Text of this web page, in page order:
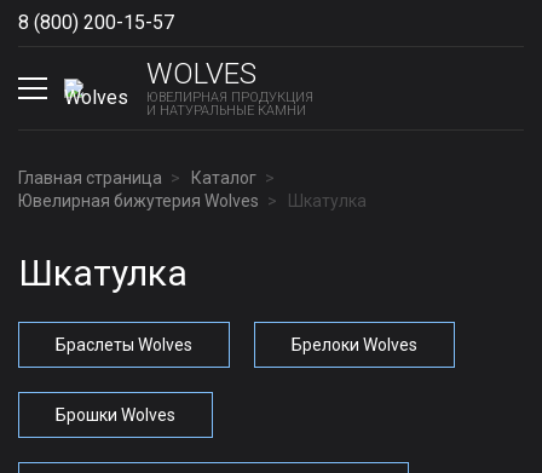
8 (800) 200-15-57
WOLVES
ЮВЕЛИРНАЯ ПРОДУКЦИЯ
И НАТУРАЛЬНЫЕ КАМНИ
Главная страница
Каталог
Ювелирная бижутерия Wolves
Шкатулка
Шкатулка
Браслеты Wolves Брелоки Wolves
Брошки Wolves